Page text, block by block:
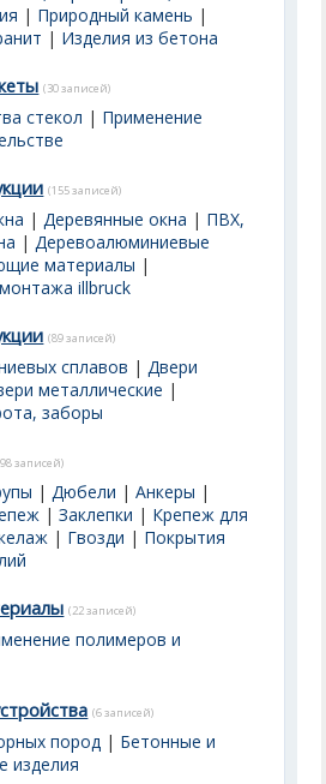
| Природный камень |
| Изделия из бетона
(30 записей)
стекол | Применение
(155 записей)
|Деревянные окна | ПВХ,
|Деревоалюминиевые
материалы |
illbruck
(89 записей)
сплавов |Двери
металлические |
заборы
записей)
|Дюбели |Анкеры |
|Заклепки | Крепеж для
| Гвозди | Покрытия
(22 записей)
полимеров и
(6 записей)
пород | Бетонные и
изделия